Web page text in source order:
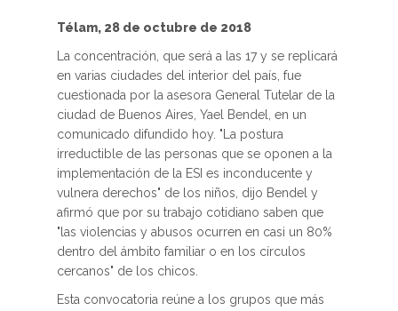
Télam, 28 de octubre de 2018
La concentración, que será a las 17 y se replicará
en varias ciudades del interior del país, fue
cuestionada por la asesora General Tutelar de la
ciudad de Buenos Aires, Yael Bendel, en un
comunicado difundido hoy. "La postura
irreductible de las personas que se oponen a la
implementación de la ESI es inconducente y
vulnera derechos" de los niños, dijo Bendel y
afirmó que por su trabajo cotidiano saben que
"las violencias y abusos ocurren en casi un 80%
dentro del ámbito familiar o en los círculos
cercanos" de los chicos.
Esta convocatoria reúne a los grupos que más